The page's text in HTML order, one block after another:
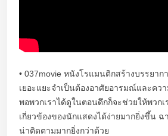
• 037movie หนังโรแมนติกสร้างบรรยา
เยอะแยะจำเป็นต้องอาศัยอารมณ์และคว
พอพวกเราได้ดูในตอนดึกก็จะช่วยให้พวก
เกี่ยวข้องของนักแสดงได้ง่ายมากยิ่งขึ้น ฉ
น่าติดตามมากยิ่งกว่าด้วย